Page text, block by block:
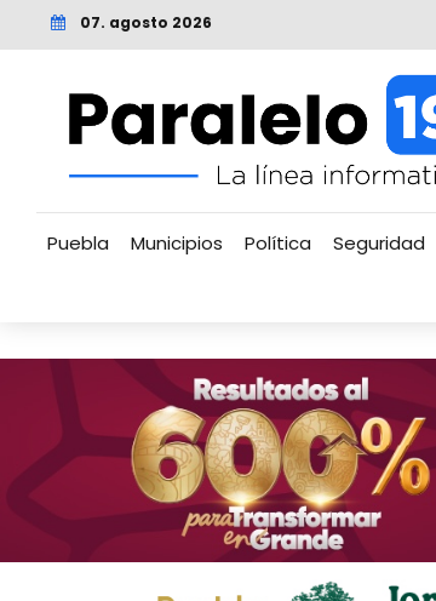
07. agosto 2026
Puebla Municipios Política Seguridad